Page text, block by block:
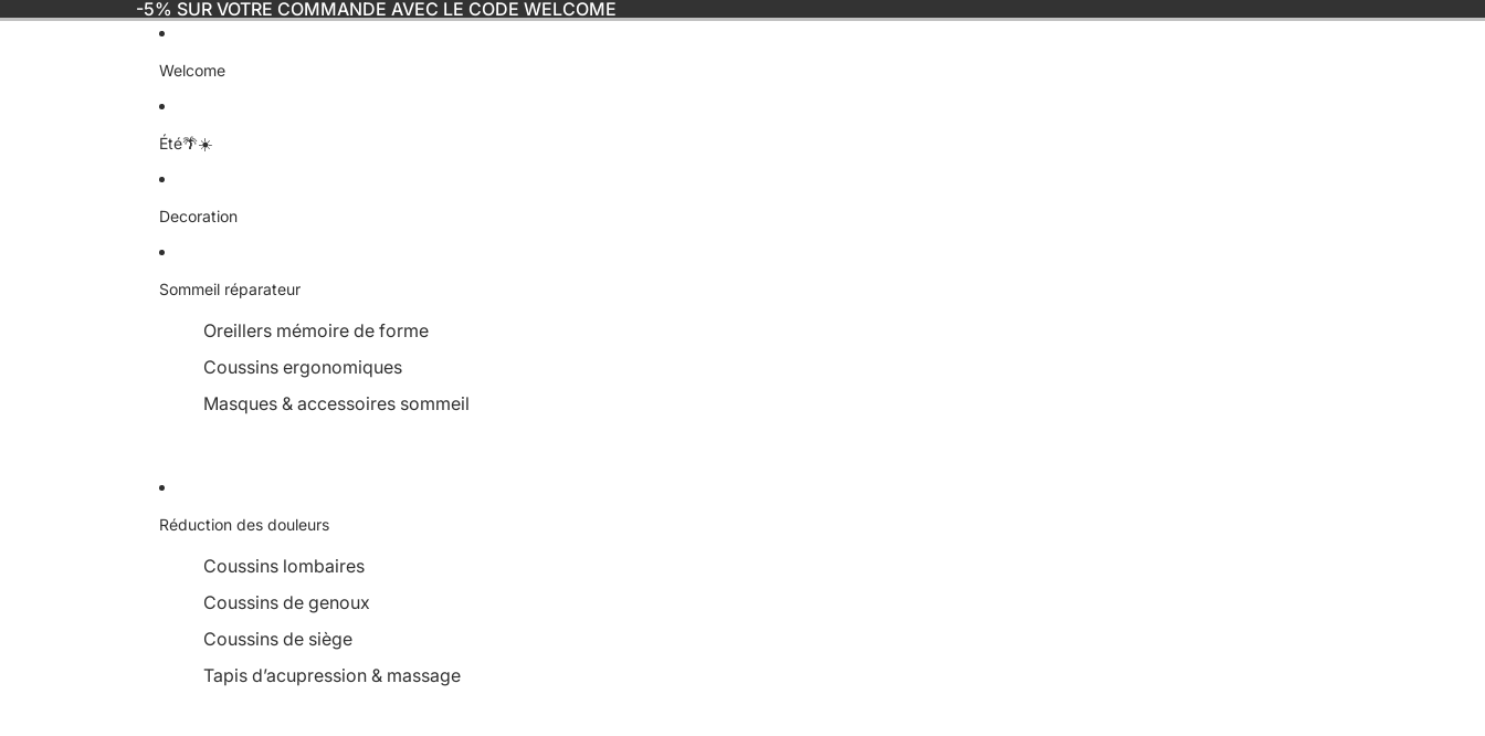
-5% SUR VOTRE COMMANDE AVEC LE CODE WELCOME
Welcome
Été🌴☀️
Decoration
Sommeil réparateur
Oreillers mémoire de forme
Coussins ergonomiques
Masques & accessoires sommeil
Réduction des douleurs
Coussins lombaires
Coussins de genoux
Coussins de siège
Tapis d’acupression & massage